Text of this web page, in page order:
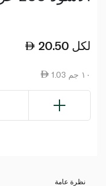
20.50 لكل
1.03 ١٠ جم
نظرة عامة